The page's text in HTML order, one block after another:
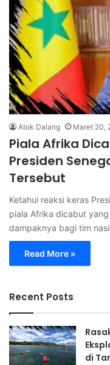
Atok Dalang Maret 20,
Piala Afrika
Presiden
Tersebut
Ketahui reaksi keras
piala Afrika dicabut
dampaknya bagi tim
Read More »
Recent Posts
di